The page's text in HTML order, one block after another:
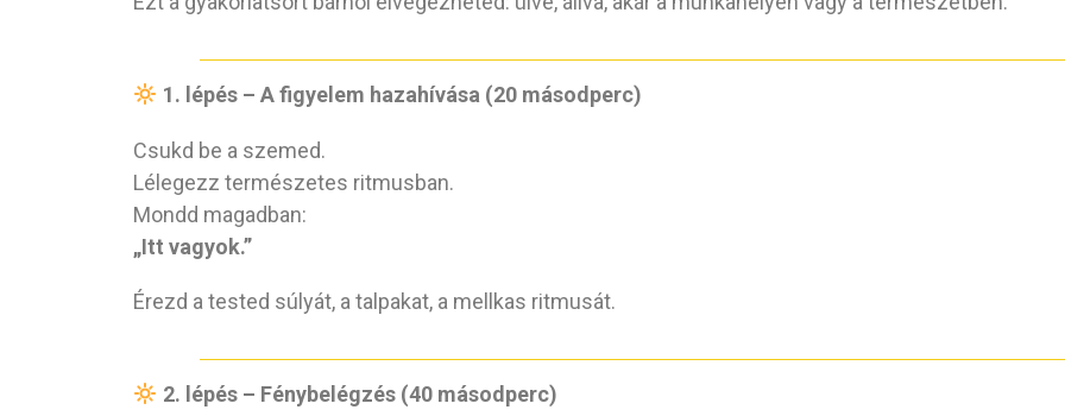
1. lépés – A figyelem hazahívása (20 másodperc)
Csukd be a szemed.
Lélegezz természetes ritmusban.
Mondd magadban:
„Itt vagyok.”
Érezd a tested súlyát, a talpakat, a mellkas ritmusát.
2. lépés – Fénybelégzés (40 másodperc)